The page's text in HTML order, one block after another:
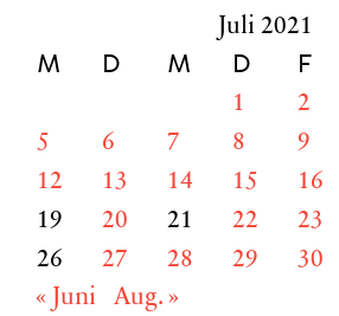
Juli 2021
M D M D F
1 2
5
6 7 8 9
12
13 14 15 16
19
20 21 22 23
26
27 28 29 30
« Juni
Aug. »